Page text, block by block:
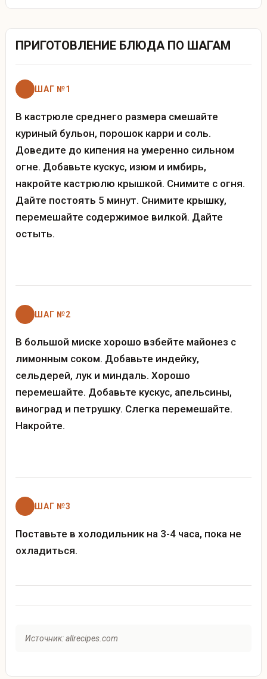
ПРИГОТОВЛЕНИЕ БЛЮДА ПО ШАГАМ
ШАГ №1
В кастрюле среднего размера смешайте
куриный бульон, порошок карри и соль.
Доведите до кипения на умеренно сильном
огне. Добавьте кускус, изюм и имбирь,
накройте кастрюлю крышкой. Снимите с огня.
Дайте постоять 5 минут. Снимите крышку,
перемешайте содержимое вилкой. Дайте
остыть.
ШАГ №2
В большой миске хорошо взбейте майонез с
лимонным соком. Добавьте индейку,
сельдерей, лук и миндаль. Хорошо
перемешайте. Добавьте кускус, апельсины,
виноград и петрушку. Слегка перемешайте.
Накройте.
ШАГ №3
Поставьте в холодильник на 3-4 часа, пока не
охладиться.
Источник: allrecipes.com